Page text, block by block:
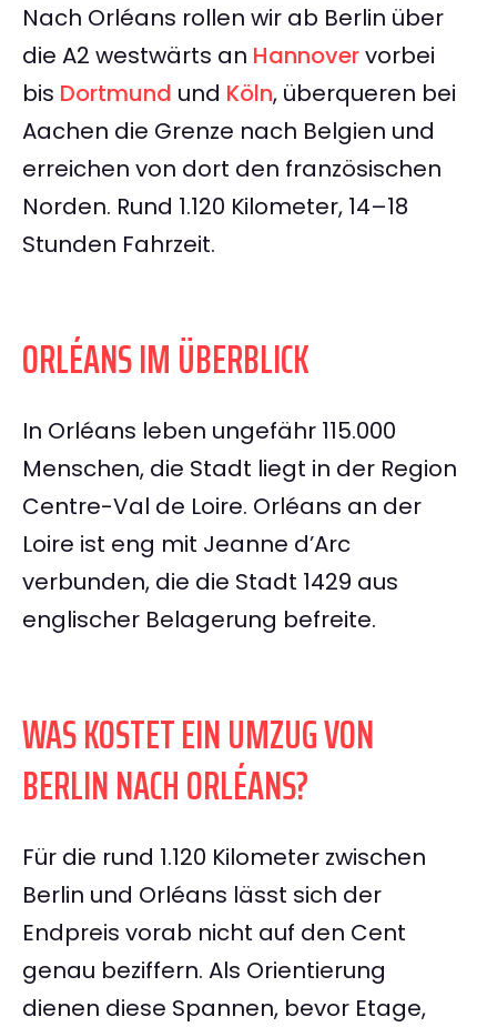
Nach Orléans rollen wir ab Berlin über
die A2 westwärts an Hannovervorbei
bis Dortmund und Köln, überqueren bei
Aachen die Grenze nach Belgien und
erreichen von dort den französischen
Norden. Rund 1.120 Kilometer, 14–18
Stunden Fahrzeit.
ORLÉANS IM ÜBERBLICK
In Orléans leben ungefähr 115.000
Menschen, die Stadt liegt in der Region
Centre-Val de Loire. Orléans an der
Loire ist eng mit Jeanne d’Arc
verbunden, die die Stadt 1429 aus
englischer Belagerung befreite.
WAS KOSTET EIN UMZUG VON
BERLIN NACH ORLÉANS?
Für die rund 1.120 Kilometer zwischen
Berlin und Orléans lässt sich der
Endpreis vorab nicht auf den Cent
genau beziffern. Als Orientierung
dienen diese Spannen, bevor Etage,